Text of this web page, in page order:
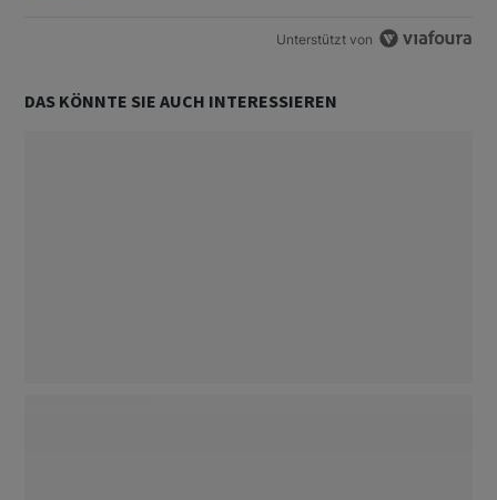
Unterstützt von
DAS KÖNNTE SIE AUCH INTERESSIEREN